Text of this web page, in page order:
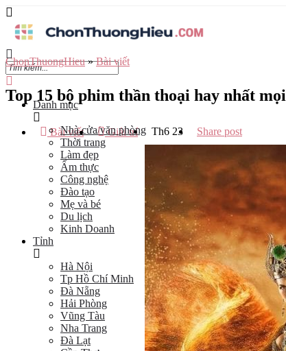
Danh mục
Nhà cửa/văn phòng
Thời trang
Làm đẹp
Ẩm thực
Công nghệ
Đào tạo
Mẹ và bé
Du lịch
Kinh Doanh
Tỉnh
Hà Nội
Tp Hồ Chí Minh
Đà Nẵng
Hải Phòng
Vũng Tàu
Nha Trang
Đà Lạt
ChonThuongHieu»Bài viết
Top 15 bộ phim thần thoại hay nhất
Bài viết Giải trí Th6 23 Share post